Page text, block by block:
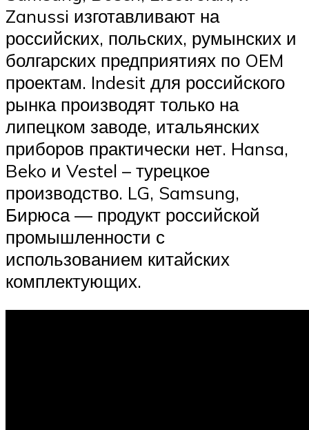
Zanussi изготавливают на
российских, польских, румынских и
болгарских предприятиях по OEM
проектам. Indesit для российского
рынка производят только на
липецком заводе, итальянских
приборов практически нет. Hansa,
Beko и Vestel – турецкое
производство. LG, Samsung,
Бирюса — продукт российской
промышленности с
использованием китайских
комплектующих.